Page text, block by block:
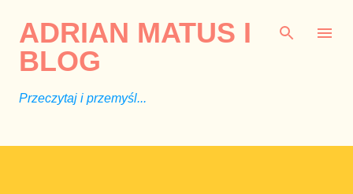
ADRIAN MATUS I
BLOG
Przeczytaj i przemyśl...